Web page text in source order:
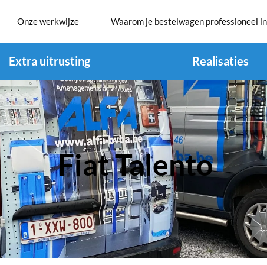
Onze werkwijze Waarom je bestelwagen professioneel
Extra uitrusting Realisaties
Fiat Talento